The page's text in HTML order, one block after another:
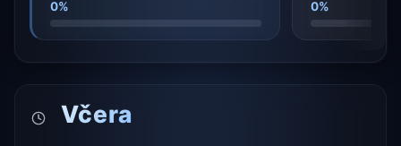
0%
0%
Včera